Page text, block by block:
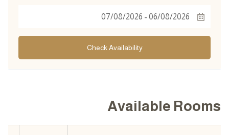
Check Availability
Available Rooms